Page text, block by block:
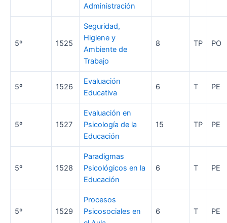
Administración
5º 1525
Seguridad,
Higiene y
Ambiente de
Trabajo
8 TP PO
5º 1526
Evaluación
Educativa
6 T PE
5º 1527
Evaluación en
Psicología de la
Educación
15 TP PE
5º 1528
Paradigmas
Psicológicos en la
Educación
6 T PE
5º 1529
Procesos
Psicosociales en
6 T PE